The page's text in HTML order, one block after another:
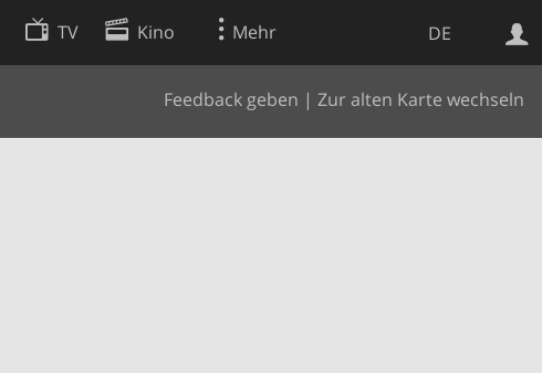
DE
TV Kino Mehr
Feedback geben | Zur alten Karte wechseln
Websuche